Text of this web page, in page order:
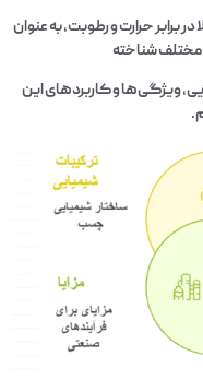
حرارت و رطوبت، به عنوان
شناخته
ویژگی‌ها و کاربردهای این